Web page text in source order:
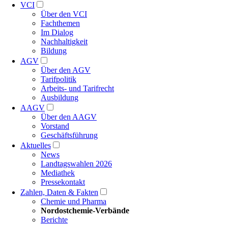
VCI
Über den VCI
Fachthemen
Im Dialog
Nachhaltigkeit
Bildung
AGV
Über den AGV
Tarifpolitik
Arbeits- und Tarifrecht
Ausbildung
AAGV
Über den AAGV
Vorstand
Geschäftsführung
Aktuelles
News
Landtagswahlen 2026
Mediathek
Pressekontakt
Zahlen, Daten & Fakten
Chemie und Pharma
Nordostchemie-Verbände
Berichte